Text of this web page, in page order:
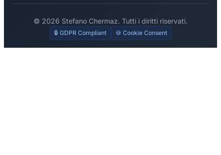
© 2026 Stefano Chermaz. Tutti i diritti riservati.
🔒 GDPR Compliant 🍪 Cookie Consent